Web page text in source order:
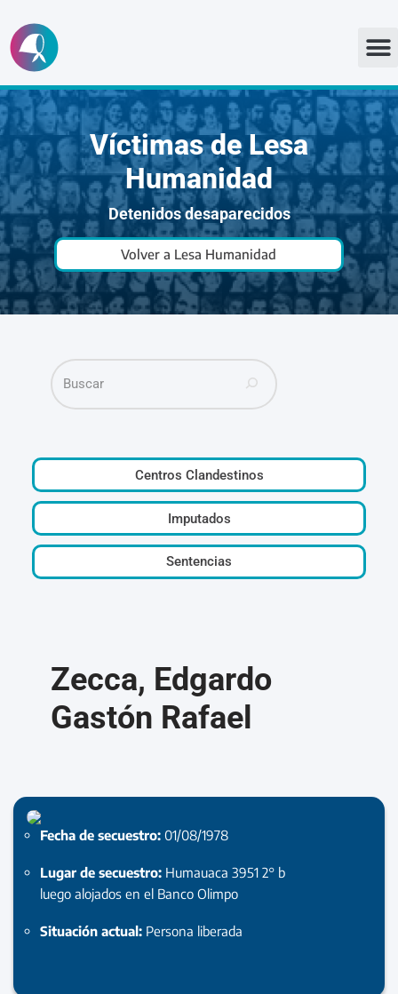
Ir
al
contenido
Víctimas de Lesa
Humanidad
Detenidos desaparecidos
Volver a Lesa Humanidad
Centros Clandestinos
Imputados
Sentencias
Zecca, Edgardo
Gastón Rafael
Fecha de secuestro: 01/08/1978
Lugar de secuestro: Humauaca 3951 2° b
luego alojados en el Banco Olimpo
Situación actual: Persona liberada